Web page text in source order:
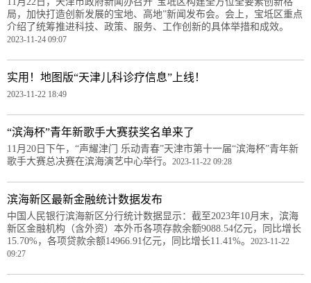
局，加快打造创新发展的宝地、高地”新闻发布会。会上，宝坻区重点
介绍了统筹推进科技、政策、服务、工作创新的具体举措和成效。
2023-11-24 09:07
实用！地图版“天津儿科诊疗信息”上线！
2023-11-22 18:49
“滨海杯”青年新歌手大赛获奖名单来了
11月20日下午，“声耀津门 乐动青春”天津市第十一届“滨海杯”青年新
歌手大赛总决赛在滨海演艺中心举行。 2023-11-22 09:28
滨海新区最新金融统计数据发布
中国人民银行滨海新区分行统计数据显示：截至2023年10月末，滨海
新区金融机构（含外资）本外币各项存款余额9088.54亿元，同比增长
15.70%，各项贷款余额14966.91亿元，同比增长11.41%。 2023-11-22
09:27